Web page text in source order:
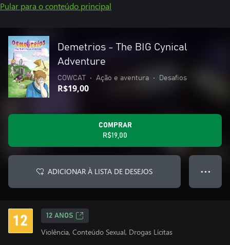
Pular para o conteúdo principal
Demetrios - The BIG Cynical
Adventure
COWCAT • Ação e aventura • Desafios
R$19,00
COMPRAR
R$19,00
ADICIONAR À LISTA DE DESEJOS ● ● ●
12 ANOS
Violência, Conteúdo Sexual, Drogas Lícitas